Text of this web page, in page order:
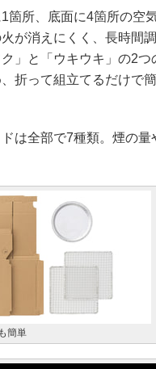
所、底面に4箇所の空
が消えにくく、長時間
」と「ウキウキ」の2
折って組立てるだけで
は全部で7種類。煙の量
簡単